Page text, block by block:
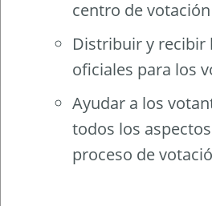
centro de votación
Distribuir y recibir
oficiales para los
Ayudar a los
todos los
proceso de